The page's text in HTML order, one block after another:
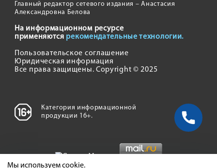
Главный редактор сетевого издания – Анастасия
Александровна Белова
На информационном ресурсе
применяются рекомендательные технологии.
Пользовательское соглашение
Юридическая информация
Все права защищены. Copyright © 2025
Категория информационной
продукции 16+.
Мы используем cookie.